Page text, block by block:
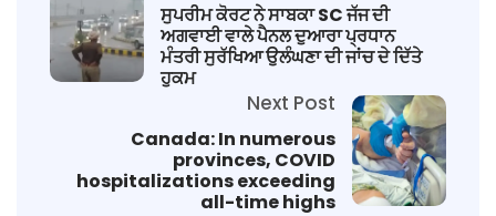
ਸੁਪਰੀਮ ਕੋਰਟ ਨੇ ਸਾਬਕਾ SC ਜੱਜ ਦੀ
ਅਗਵਾਈ ਵਾਲੇ ਪੈਨਲ ਦੁਆਰਾ ਪ੍ਰਧਾਨ
ਮੰਤਰੀ ਸੁਰੱਖਿਆ ਉਲੰਘਣਾ ਦੀ ਜਾਂਚ ਦੇ ਦਿੱਤੇ
ਹੁਕਮ
Next Post
Canada: In numerous
provinces, COVID
hospitalizations exceeding
all-time highs